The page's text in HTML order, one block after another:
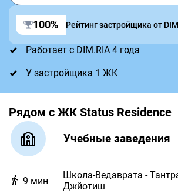
100% Рейтинг застройщика от
Работает с DIM.RIA 4 года
У застройщика 1 ЖК
Рядом с ЖК Status Residence
Учебные заведения
9 мин
Школа-Ведаврата -
Джйотиш